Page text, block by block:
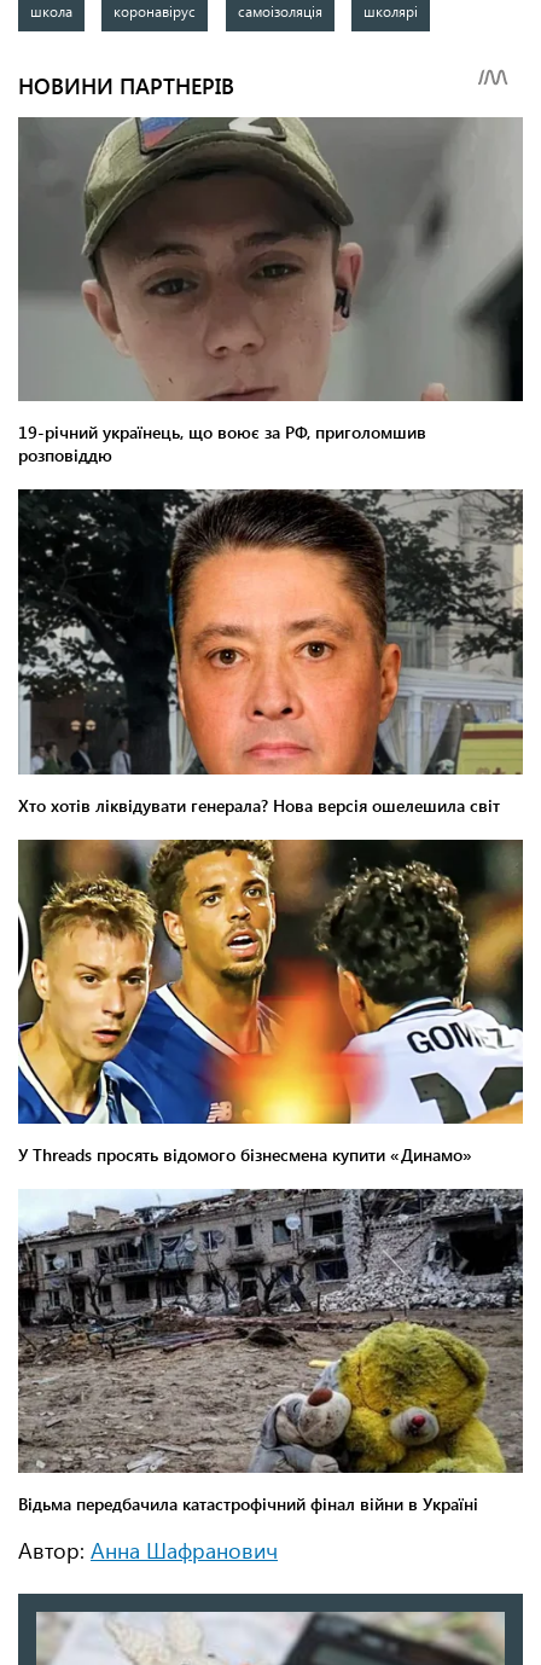
школа коронавірус самоізоляція школярі
Автор: Анна Шафранович